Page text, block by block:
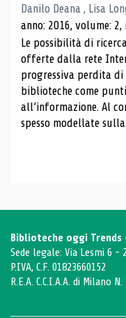
Danilo Deana , Lisa
anno: 2016, volume: 2,
Le possibilità di
offerte dalla rete
progressiva perdita
biblioteche come
all’informazione. Al
spesso modellate
Biblioteche oggi Trends -
Sede legale: Via Lesmi 6 -
P.IVA, C.F. 01823660152
R.E.A. C.C.I.A.A. di Milano